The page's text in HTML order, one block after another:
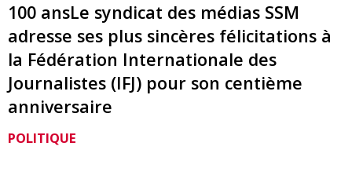
100 ansLe syndicat des médias SSM
adresse ses plus sincères félicitations à
la Fédération Internationale des
Journalistes (IFJ) pour son centième
anniversaire
POLITIQUE